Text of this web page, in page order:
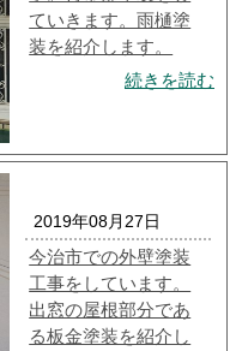
ていきます。雨樋塗
装を紹介します。
続きを読む
2019年08月27日
今治市での外壁塗装
工事をしています。
出窓の屋根部分であ
る板金塗装を紹介し